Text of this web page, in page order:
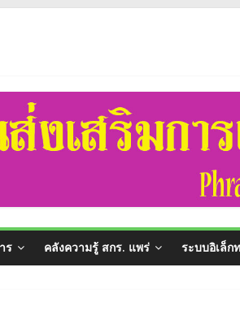
น สกุลณมรรคา ผู้อำนวยการสำนักงานส่งเสริมกา
รณาประกวดแข่งขันแนวปฏิบัติที่ดี การดำเนินโคร
รัฐบาล
ะกรรมการคุ้มครองผู้บริโภค (ประจำเดือนสิงหาคม
จังหวัดแพร่ เรื่อง ประกาศผู้ชนะการจัดซื้อจัดจ้าง
ร คลังความรู้ สกร. แพร่ ระบบอิเล็ก